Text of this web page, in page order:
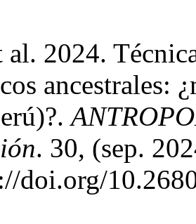
al. 2024.
ancestrales:
. 30, (sep.
doi.org/